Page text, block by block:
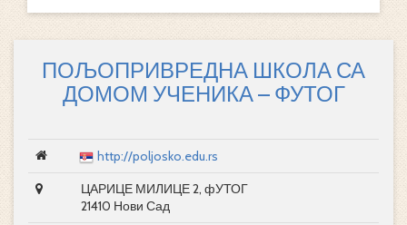
ПОЉОПРИВРЕДНА ШКОЛА СА
ДОМОМ УЧЕНИКА – ФУТОГ
http://poljosko.edu.rs
ЦАРИЦЕ МИЛИЦЕ 2, фУТОГ
21410 Нови Сад